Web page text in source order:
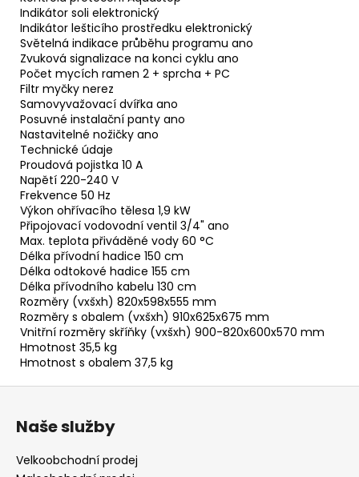
Indikátor soli elektronický
Indikátor lešticího prostředku elektronický
Světelná indikace průběhu programu ano
Zvuková signalizace na konci cyklu ano
Počet mycích ramen 2 + sprcha + PC
Filtr myčky nerez
Samovyvažovací dvířka ano
Posuvné instalační panty ano
Nastavitelné nožičky ano
Technické údaje
Proudová pojistka 10 A
Napětí 220-240 V
Frekvence 50 Hz
Výkon ohřívacího tělesa 1,9 kW
Připojovací vodovodní ventil 3/4" ano
Max. teplota přiváděné vody 60 °C
Délka přívodní hadice 150 cm
Délka odtokové hadice 155 cm
Délka přívodního kabelu 130 cm
Rozměry (vxšxh) 820x598x555 mm
Rozměry s obalem (vxšxh) 910x625x675 mm
Vnitřní rozměry skříňky (vxšxh) 900-820x600x570 mm
Hmotnost 35,5 kg
Hmotnost s obalem 37,5 kg
Naše služby
Velkoobchodní prodej